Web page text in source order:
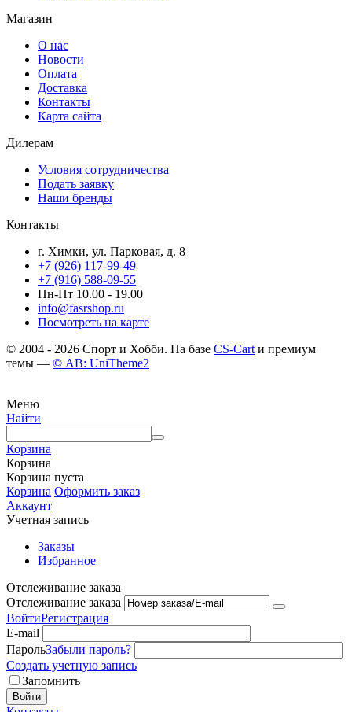
Магазин
О нас
Новости
Оплата
Доставка
Контакты
Карта сайта
Дилерам
Условия сотрудничества
Подать заявку
Наши бренды
Контакты
г. Химки, ул. Парковая, д. 8
+7 (926) 117-99-49
+7 (916) 588-09-55
Пн-Пт 10.00 - 19.00
info@fasrshop.ru
Посмотреть на карте
© 2004 - 2026 Спорт и Хобби. На базе CS-Cart и премиум
темы — © AB: UniTheme2
Меню
Найти
Корзина
Корзина
Корзина пуста
Корзина Оформить заказ
Аккаунт
Учетная запись
Заказы
Избранное
Отслеживание заказа
Отслеживание заказа
ВойтиРегистрация
E-mail
ПарольЗабыли пароль?
Создать учетную запись
Запомнить
Войти